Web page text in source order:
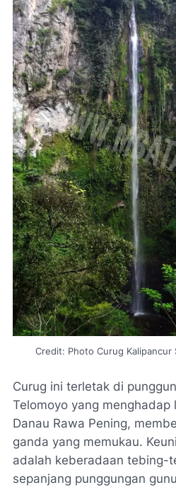
Credit: Photo Curug Kalipancur
Curug ini terletak di
Telomoyo yang menghadap
Danau Rawa Pening,
ganda yang memukau.
adalah keberadaan tebing-
sepanjang punggungan